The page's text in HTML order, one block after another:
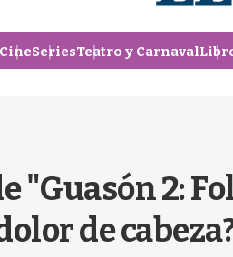
CineSeriesTeatro y Carnaval
"Guasón 2:
de